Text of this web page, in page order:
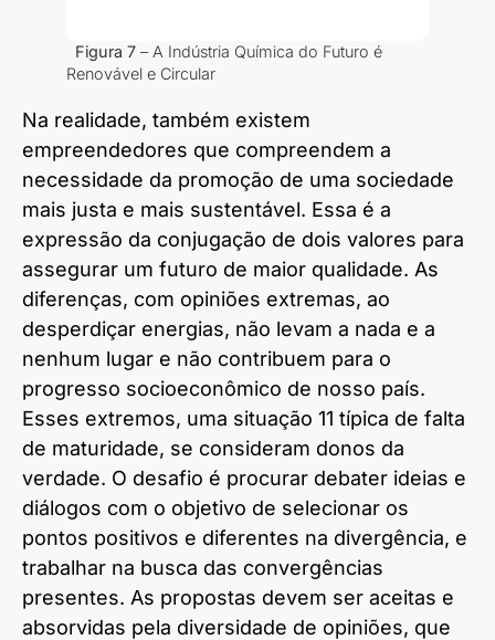
Figura 7 – A Indústria Química do Futuro é
Renovável e Circular
Na realidade, também existem
empreendedores que compreendem a
necessidade da promoção de uma sociedade
mais justa e mais sustentável. Essa é a
expressão da conjugação de dois valores para
assegurar um futuro de maior qualidade. As
diferenças, com opiniões extremas, ao
desperdiçar energias, não levam a nada e a
nenhum lugar e não contribuem para o
progresso socioeconômico de nosso país.
Esses extremos, uma situação 11 típica de falta
de maturidade, se consideram donos da
verdade. O desafio é procurar debater ideias e
diálogos com o objetivo de selecionar os
pontos positivos e diferentes na divergência, e
trabalhar na busca das convergências
presentes. As propostas devem ser aceitas e
absorvidas pela diversidade de opiniões, que